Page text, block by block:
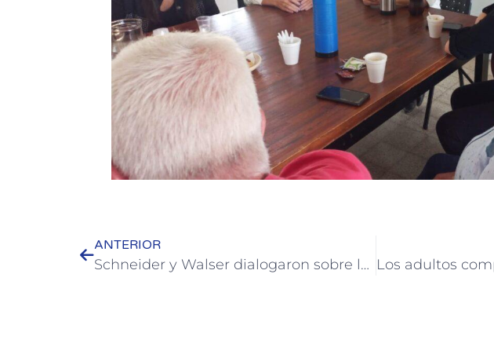
ANTERIOR
Schneider y Walser dialogaron sobre las obras para la Ciudad